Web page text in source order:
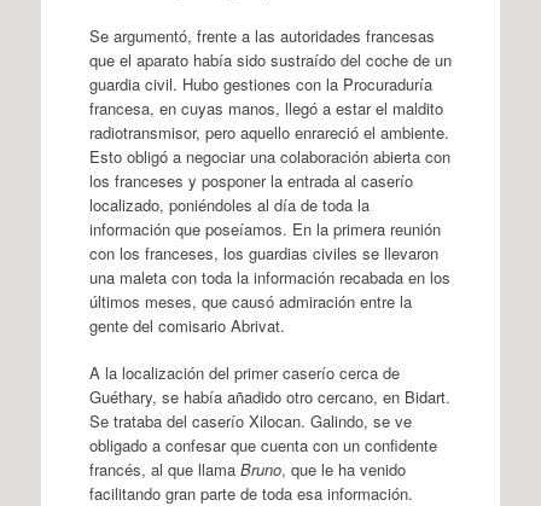
Se argumentó, frente a las autoridades francesas
que el aparato había sido sustraído del coche de un
guardia civil. Hubo gestiones con la Procuraduría
francesa, en cuyas manos, llegó a estar el maldito
radiotransmisor, pero aquello enrareció el ambiente.
Esto obligó a negociar una colaboración abierta con
los franceses y posponer la entrada al caserío
localizado, poniéndoles al día de toda la
información que poseíamos. En la primera reunión
con los franceses, los guardias civiles se llevaron
una maleta con toda la información recabada en los
últimos meses, que causó admiración entre la
gente del comisario Abrivat.
A la localización del primer caserío cerca de
Guéthary, se había añadido otro cercano, en Bidart.
Se trataba del caserío Xilocan. Galindo, se ve
obligado a confesar que cuenta con un confidente
francés, al que llama Bruno, que le ha venido
facilitando gran parte de toda esa información.